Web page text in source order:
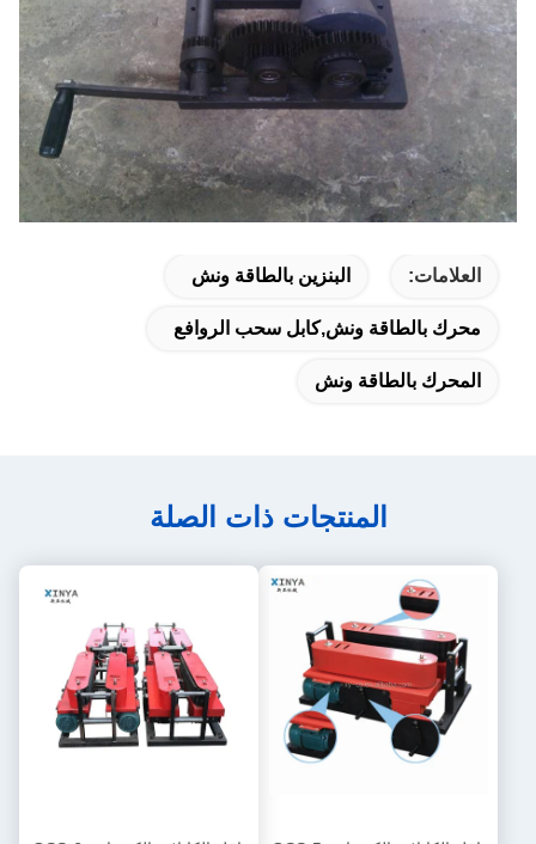
العلامات: البنزين بالطاقة ونش
محرك بالطاقة ونش,كابل سحب الروافع
المحرك بالطاقة ونش
المنتجات ذات الصلة